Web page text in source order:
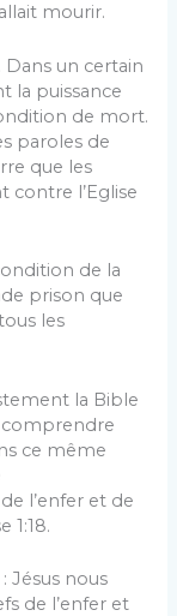
mourir.
un certain
la puissance
de mort.
paroles de
que les
contre l’Eglise
de la
prison que
les
la Bible
ce même
l’enfer et de
1:18.
Jésus nous
de l’enfer et